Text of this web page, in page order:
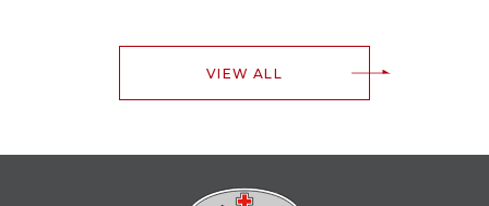
VIEW ALL